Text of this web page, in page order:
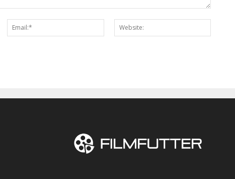
Name:*
Email:*